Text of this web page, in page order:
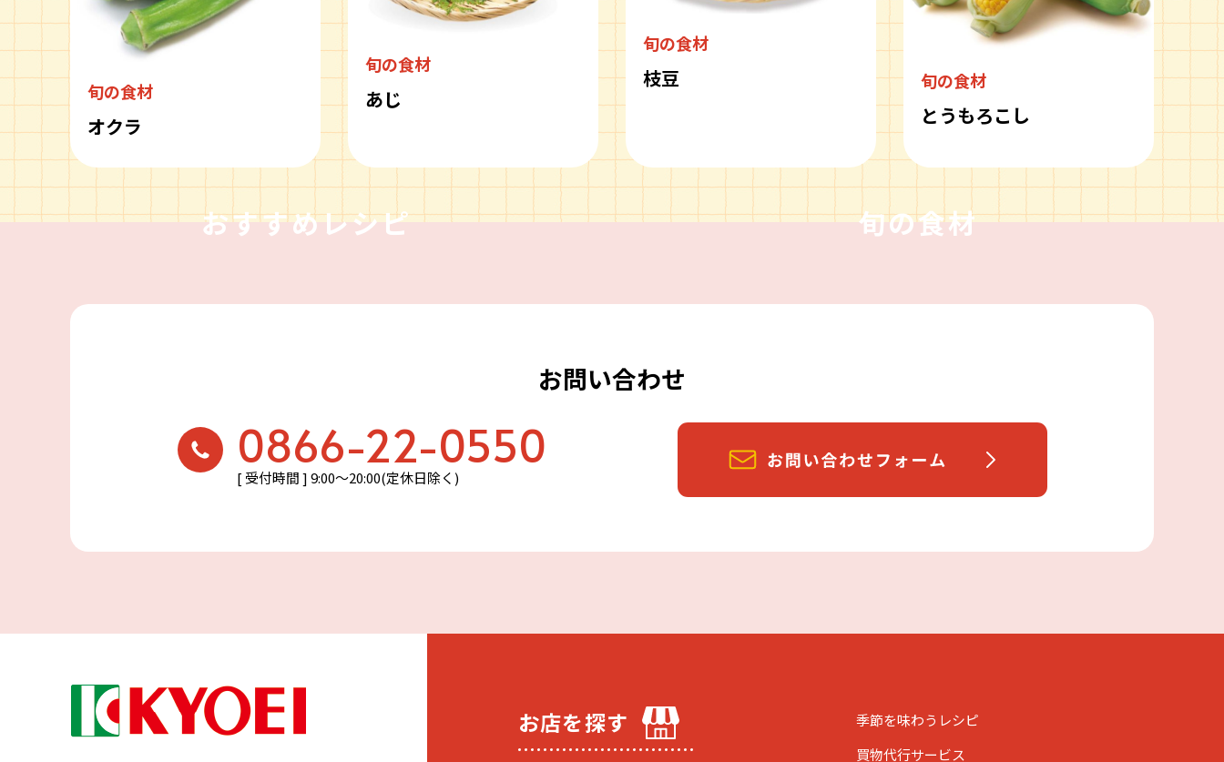
旬の食材
オクラ
旬の食材
あじ
旬の食材
枝豆 旬の食材
とうもろこし
おすすめレシピ 旬の食材
お問い合わせ
0866-22-0550
[ 受付時間 ] 9:00〜20:00(定休日除く)
お店を探す
季節を味わうレシピ
買物代行サービス